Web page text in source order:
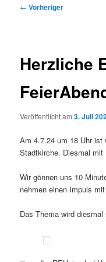
Beitragsnavigation
← Vorheriger
Herzliche
Veröffentlicht am3. Juli
Am 4.7.24 um 18 Uhr ist
Stadtkirche. Diesmal mit
Wir gönnen uns 10
nehmen einen Impuls
Das Thema wird diesmal